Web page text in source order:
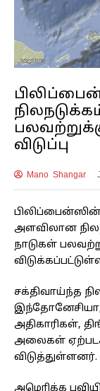
விடுப்பு
Mano Shangar
பிலிப்பைன்ஸின்
அளவிலான
நாடுகள்
சக்திவாய்ந்த
அதிகாரிகள்,
அலைகள்
விடுத்துள்ளனர்.
அமெரிக்க